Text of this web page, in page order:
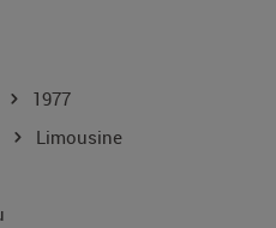
1977
Limousine